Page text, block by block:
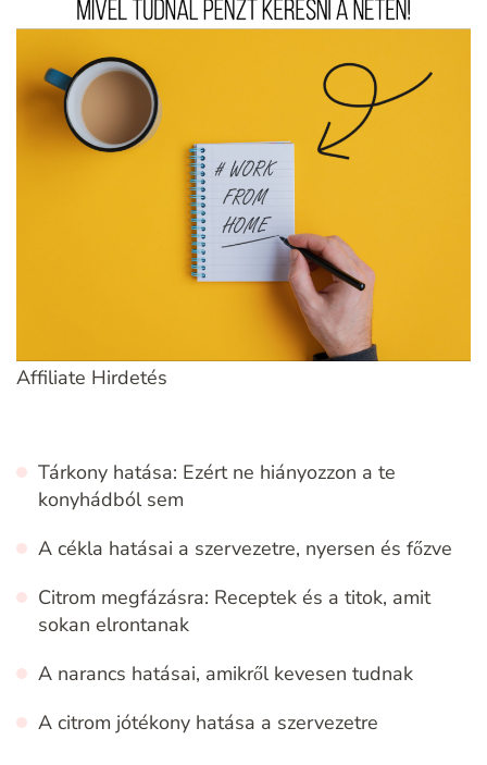
Affiliate Hirdetés
Tárkony hatása: Ezért ne hiányozzon a te
konyhádból sem
A cékla hatásai a szervezetre, nyersen és főzve
Citrom megfázásra: Receptek és a titok, amit
sokan elrontanak
A narancs hatásai, amikről kevesen tudnak
A citrom jótékony hatása a szervezetre